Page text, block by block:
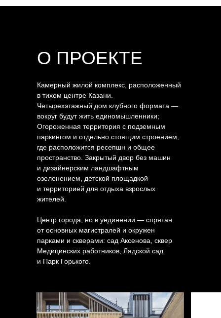
Камерный жилой комплекс, расположенный
в тихом центре Казани.
Четырехэтажный дом клубного формата —
вокруг будут жить единомышленники;
Огороженная территория с подземным
паркингом и отдельно стоящим строением,
где расположится ресепшн и общее
пространство. Закрытый двор без машин
и дизайнерским ландшафтным
озеленением, детской площадкой
и территорией для отдыха взрослых
жителей.
Центр города, но в уединении — спрятан
от основных магистралей и окружен
парками и скверами: сад Аксенова, сквер
Медицинских работников, Лядской сад
и Парк Горького.
О ПРОЕКТЕ